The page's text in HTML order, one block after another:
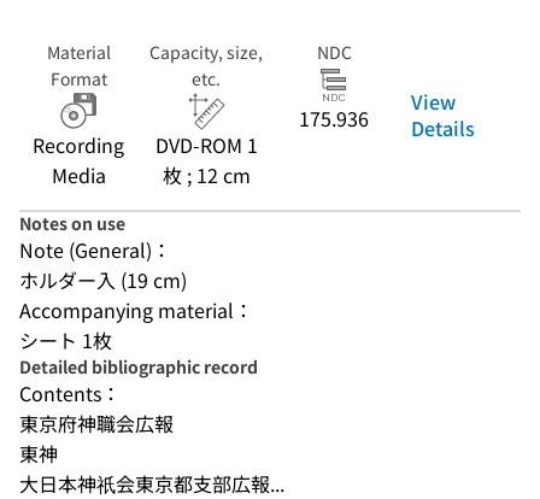
Material
Format
Recording
Media
Capacity, size,
etc.
DVD-ROM 1
枚 ; 12 cm
NDC
175.936
View
Details
Notes on use
Note (General)：
ホルダー入 (19 cm)
Accompanying material：
シート 1枚
Detailed bibliographic record
Contents：
東京府神職会広報
東神
大日本神祇会東京都支部広報...